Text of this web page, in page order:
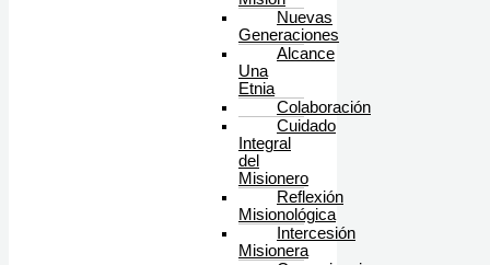
Nuevas
Generaciones
Alcance
Una
Etnia
Colaboración
Cuidado
Integral
del
Misionero
Reflexión
Misionológica
Intercesión
Misionera